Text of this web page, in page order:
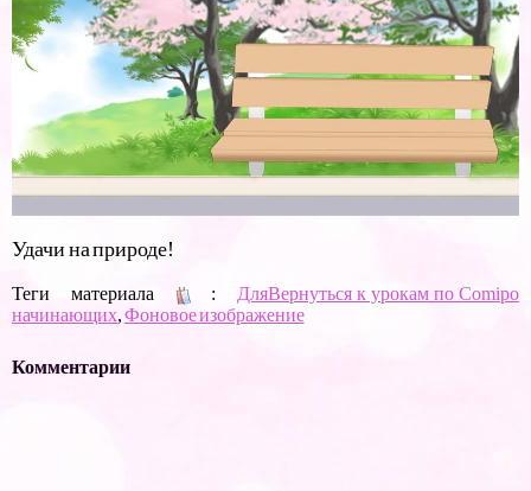
Удачи на природе!
Вернуться к урокам по Comipo
Теги материала : Для
начинающих,Фоновое изображение
Комментарии